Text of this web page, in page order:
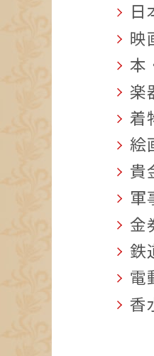
日
映
本
楽
着
絵
貴
軍
金
鉄
電
香